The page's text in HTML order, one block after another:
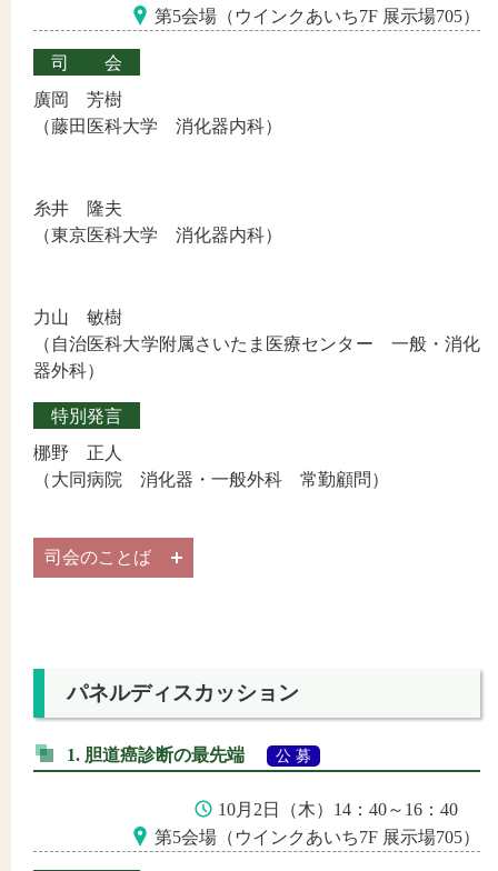
第5会場（ウインクあいち7F 展示場705）
司会
廣岡 芳樹
（藤田医科大学 消化器内科）
糸井 隆夫
（東京医科大学 消化器内科）
力山 敏樹
（自治医科大学附属さいたま医療センター 一般・消化
器外科）
特別発言
梛野 正人
（大同病院 消化器・一般外科 常勤顧問）
司会のことば
パネルディスカッション
1. 胆道癌診断の最先端 公 募
10月2日（木）14：40～16：40
第5会場（ウインクあいち7F 展示場705）